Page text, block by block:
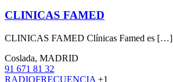
CLINICAS FAMED
CLINICAS FAMED Clínicas Famed es […]
Coslada, MADRID
91 671 81 32
RADIOFRECUENCIA +1